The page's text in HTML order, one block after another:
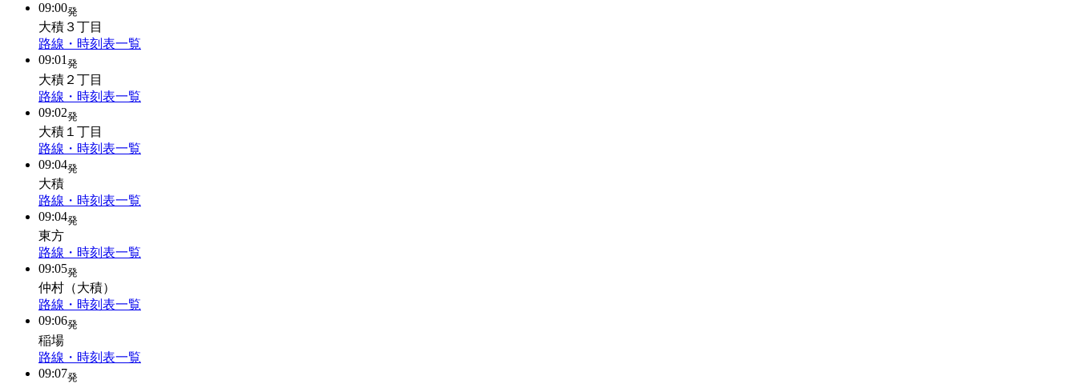
09:00発
大積３丁目
路線・時刻表一覧
09:01発
大積２丁目
路線・時刻表一覧
09:02発
大積１丁目
路線・時刻表一覧
09:04発
大積
路線・時刻表一覧
09:04発
東方
路線・時刻表一覧
09:05発
仲村（大積）
路線・時刻表一覧
09:06発
稲場
路線・時刻表一覧
09:07発